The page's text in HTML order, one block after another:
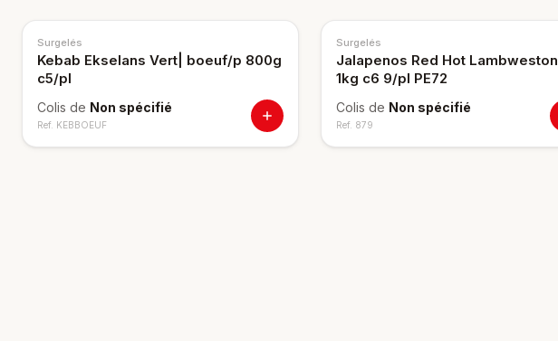
Surgelés
Kebab Ekselans Vert| boeuf/p 800g
c5/pl
Colis de Non spécifié
Ref. KEBBOEUF
Surgelés
Jalapenos Red Hot Lambweston
1kg c6 9/pl PE72
Colis de Non spécifié
Ref. 879